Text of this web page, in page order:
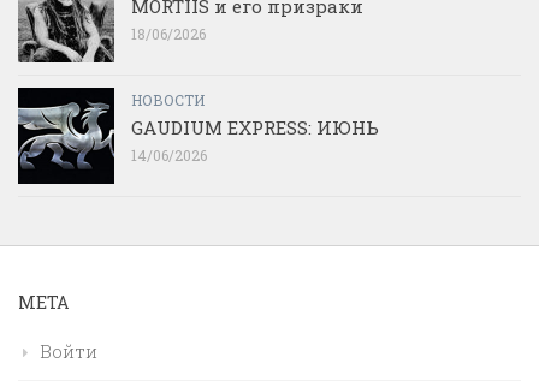
MORTIIS и его призраки
18/06/2026
НОВОСТИ
GAUDIUM EXPRESS: ИЮНЬ
14/06/2026
МЕТА
Войти